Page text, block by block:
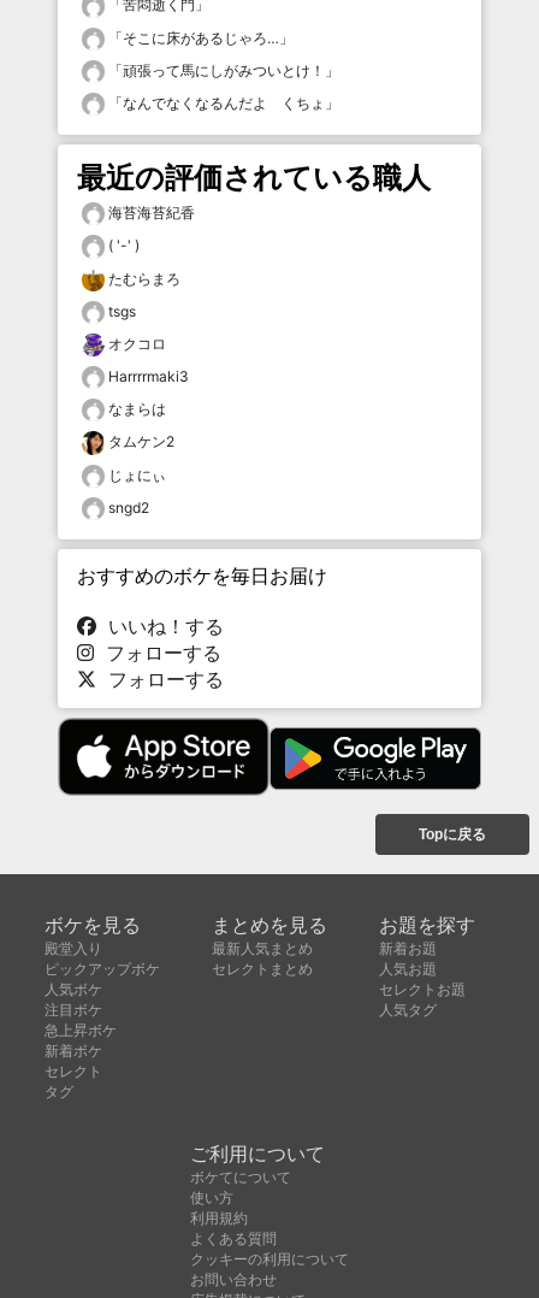
「苦悶逝く門 」
「そこに床があるじゃろ… 」
「頑張って馬にしがみついとけ！ 」
「なんでなくなるんだよ くちょ 」
最近の評価されている職人
海苔海苔紀香
( '-' )
たむらまろ
tsgs
オクコロ
Harrrrmaki3
なまらは
タムケン2
じょにぃ
sngd2
おすすめのボケを毎日お届け
いいね！する
フォローする
フォローする
Topに戻る
ボケを見る
殿堂入り
ピックアップボケ
人気ボケ
注目ボケ
急上昇ボケ
新着ボケ
セレクト
タグ
まとめを見る
最新人気まとめ
セレクトまとめ
お題を探す
新着お題
人気お題
セレクトお題
人気タグ
ご利用について
ボケてについて
使い方
利用規約
よくある質問
クッキーの利用について
お問い合わせ